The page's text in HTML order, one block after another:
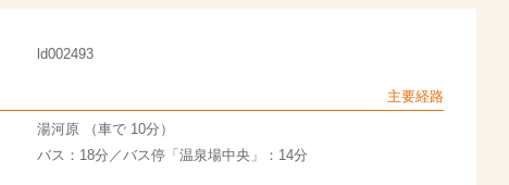
ld002493
主要経路
湯河原 （車で 10分）
バス：18分／バス停「温泉場中央」：14分